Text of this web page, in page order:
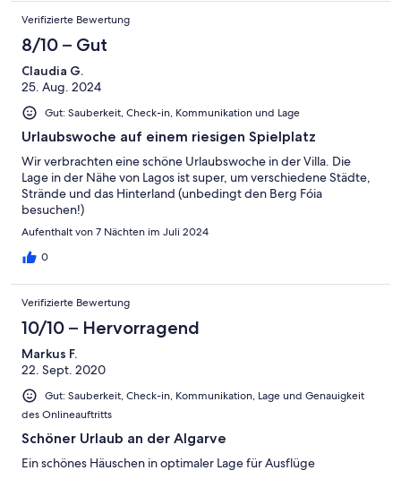
schönen Pool - der Billardtisch auf der Terasse. Paulo selbst war
sehr sympathisch, hat uns mit guten Tipps bezüglich Ausflügen,
Essen etc. versorgt und war jederzeit ansprechbar. Wir hatten
eine tolle Woche hier und können die Unterkunft unbedingt
weiterempfehlen! Vielen Dank für alles!
Verifizierte Bewertung
8/10 – Gut
Claudia G.
25. Aug. 2024
Gut: Sauberkeit, Check-in, Kommunikation und Lage
Urlaubswoche auf einem riesigen Spielplatz
Wir verbrachten eine schöne Urlaubswoche in der Villa. Die
Lage in der Nähe von Lagos ist super, um verschiedene Städte,
Strände und das Hinterland (unbedingt den Berg Fóia
besuchen!)
Aufenthalt von 7 Nächten im Juli 2024
0
Verifizierte Bewertung
10/10 – Hervorragend
Markus F.
22. Sept. 2020
Gut: Sauberkeit, Check-in, Kommunikation, Lage und Genauigkeit
des Onlineauftritts
Schöner Urlaub an der Algarve
Ein schönes Häuschen in optimaler Lage für Ausflüge